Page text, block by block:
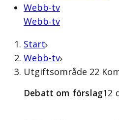
Webb-tv
Webb-tv
Start
Webb-tv
Utgiftsområde 22
Debatt om förslag12